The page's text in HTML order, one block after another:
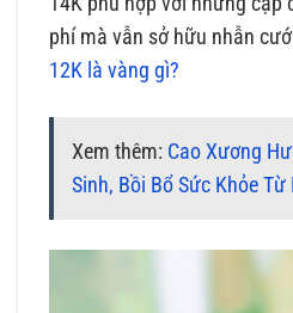
phí mà vẫn sở hữu nhẫn
12K là vàng gì?
Xem thêm: Cao Xương
Sinh, Bồi Bổ Sức Khỏe